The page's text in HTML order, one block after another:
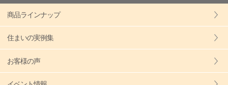
商品ラインナップ
住まいの実例集
お客様の声